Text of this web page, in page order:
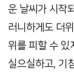
운 날씨가 시작
러니하게도 더
위를 피할 수 있
실으실하고, 기